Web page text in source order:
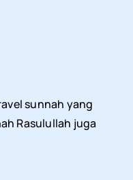
sunnah yang
Rasulullah juga